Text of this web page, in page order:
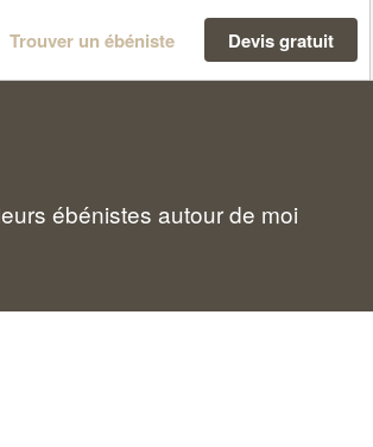
Trouver un ébéniste Devis gratuit
ébénistes autour de moi